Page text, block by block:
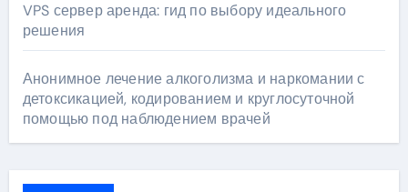
VPS сервер аренда: гид по выбору идеального
решения
Анонимное лечение алкоголизма и наркомании с
детоксикацией, кодированием и круглосуточной
помощью под наблюдением врачей